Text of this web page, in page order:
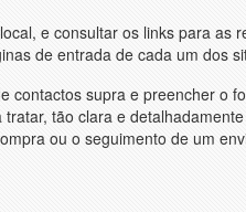
e consultar os links para as
de entrada de cada um dos
contactos supra e preencher o
tão clara e
ou o seguimento de um